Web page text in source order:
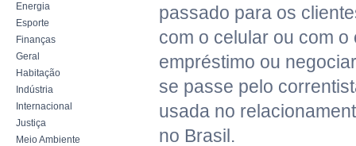
Energia
Esporte
Finanças
Geral
Habitação
Indústria
Internacional
Justiça
Meio Ambiente
passado para os
com o celular ou com
empréstimo ou
se passe pelo
usada no
no Brasil.